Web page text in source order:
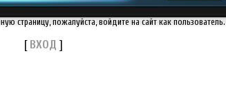
страницу, пожалуйста, войдите на сайт как пользователь.
[ВХОД ]